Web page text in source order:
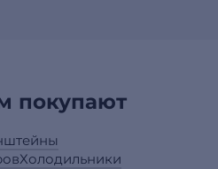
покупают
Холодильники